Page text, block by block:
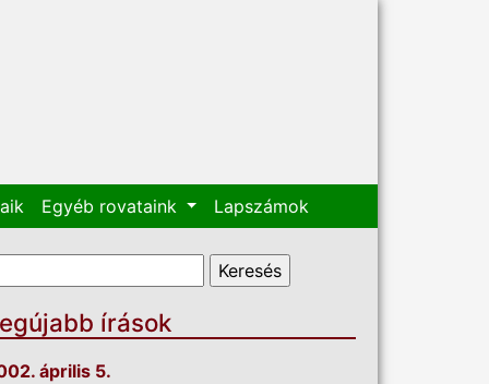
Egyéb rovataink Lapszámok
űrlap
írások
április 5.